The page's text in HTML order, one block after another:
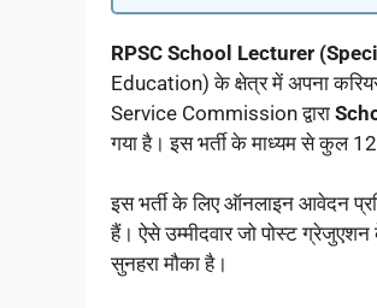
RPSC School Lecturer
Education) के क्षेत्र में अपना
Service Commission द्वारा
गया है। इस भर्ती के माध्यम से कुल 121
इस भर्ती के लिए ऑनलाइन आवेदन
हैं। ऐसे उम्मीदवार जो पोस्ट
सुनहरा मौका है।